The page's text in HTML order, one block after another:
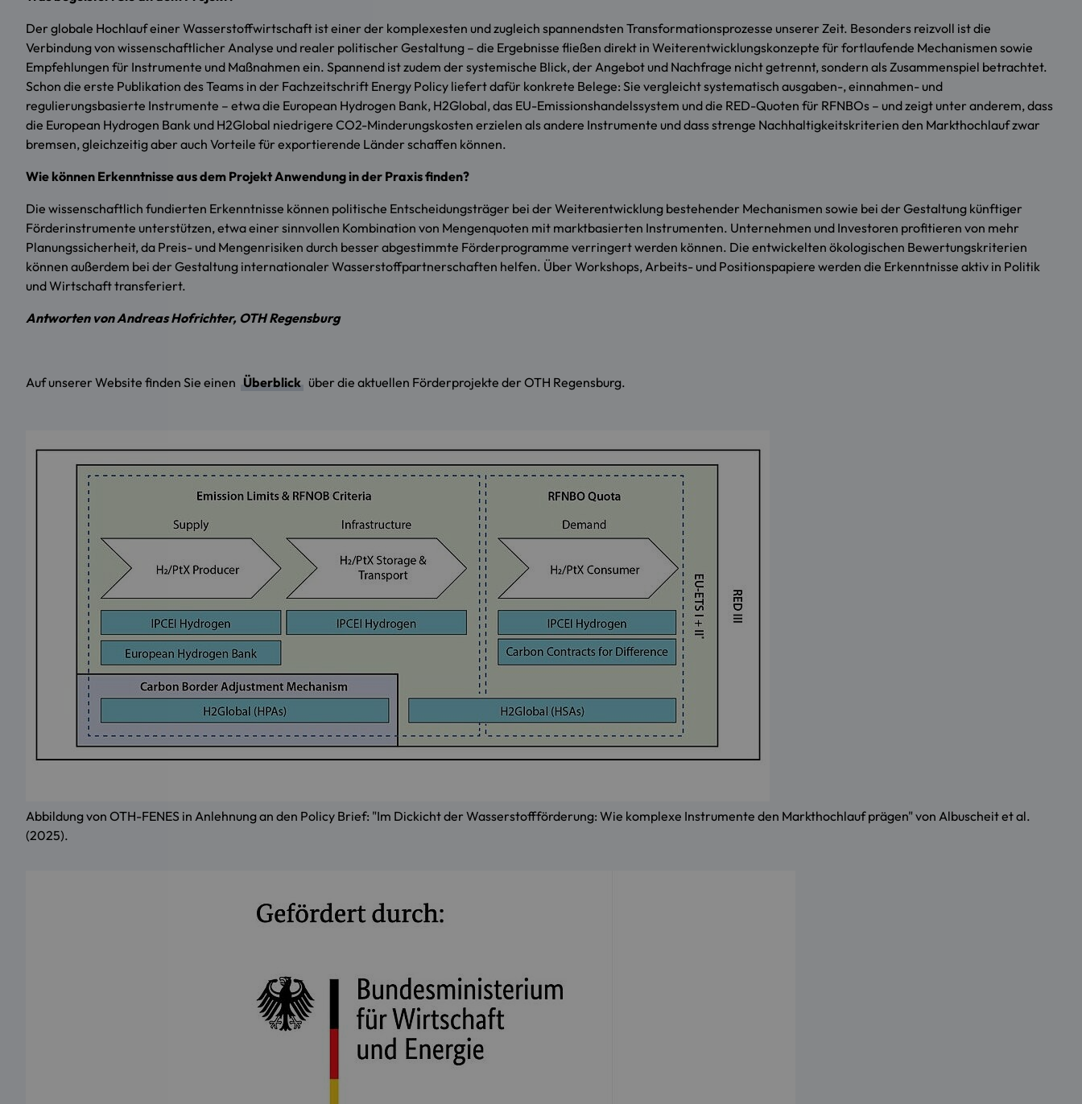
Der globale Hochlauf einer Wasserstoffwirtschaft ist einer der komplexesten und zugleich spannendsten Transformationsprozesse unserer Zeit. Besonders reizvoll ist die
Verbindung von wissenschaftlicher Analyse und realer politischer Gestaltung – die Ergebnisse fließen direkt in Weiterentwicklungskonzepte für fortlaufende Mechanismen sowie
Empfehlungen für Instrumente und Maßnahmen ein. Spannend ist zudem der systemische Blick, der Angebot und Nachfrage nicht getrennt, sondern als Zusammenspiel betrachtet.
Schon die erste Publikation des Teams in der Fachzeitschrift Energy Policy liefert dafür konkrete Belege: Sie vergleicht systematisch ausgaben-, einnahmen- und
regulierungsbasierte Instrumente – etwa die European Hydrogen Bank, H2Global, das EU-Emissionshandelssystem und die RED-Quoten für RFNBOs – und zeigt unter anderem, dass
die European Hydrogen Bank und H2Global niedrigere CO2-Minderungskosten erzielen als andere Instrumente und dass strenge Nachhaltigkeitskriterien den Markthochlauf zwar
bremsen, gleichzeitig aber auch Vorteile für exportierende Länder schaffen können.
Wie können Erkenntnisse aus dem Projekt Anwendung in der Praxis finden?
Die wissenschaftlich fundierten Erkenntnisse können politische Entscheidungsträger bei der Weiterentwicklung bestehender Mechanismen sowie bei der Gestaltung künftiger
Förderinstrumente unterstützen, etwa einer sinnvollen Kombination von Mengenquoten mit marktbasierten Instrumenten. Unternehmen und Investoren profitieren von mehr
Planungssicherheit, da Preis- und Mengenrisiken durch besser abgestimmte Förderprogramme verringert werden können. Die entwickelten ökologischen Bewertungskriterien
können außerdem bei der Gestaltung internationaler Wasserstoffpartnerschaften helfen. Über Workshops, Arbeits- und Positionspapiere werden die Erkenntnisse aktiv in Politik
und Wirtschaft transferiert.
Antworten von Andreas Hofrichter, OTH Regensburg
Auf unserer Website finden Sie einen Überblick über die aktuellen Förderprojekte der OTH Regensburg.
Abbildung von OTH-FENES in Anlehnung an den Policy Brief: "Im Dickicht der Wasserstoffförderung: Wie komplexe Instrumente den Markthochlauf prägen" von Albuscheit et al.
(2025).